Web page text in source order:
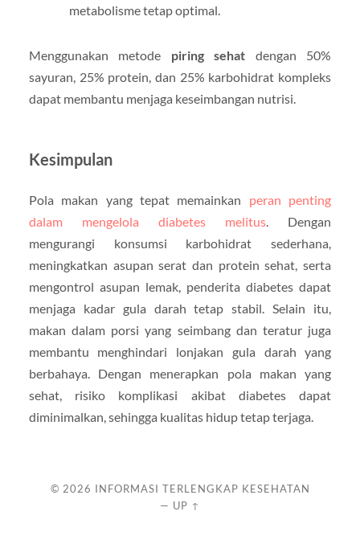
metabolisme tetap optimal.
Menggunakan metode piring sehat dengan 50%
sayuran, 25% protein, dan 25% karbohidrat kompleks
dapat membantu menjaga keseimbangan nutrisi.
Kesimpulan
Pola makan yang tepat memainkan peran penting
dalam mengelola diabetes melitus. Dengan
mengurangi konsumsi karbohidrat sederhana,
meningkatkan asupan serat dan protein sehat, serta
mengontrol asupan lemak, penderita diabetes dapat
menjaga kadar gula darah tetap stabil. Selain itu,
makan dalam porsi yang seimbang dan teratur juga
membantu menghindari lonjakan gula darah yang
berbahaya. Dengan menerapkan pola makan yang
sehat, risiko komplikasi akibat diabetes dapat
diminimalkan, sehingga kualitas hidup tetap terjaga.
© 2026 INFORMASI TERLENGKAP KESEHATAN
— UP ↑